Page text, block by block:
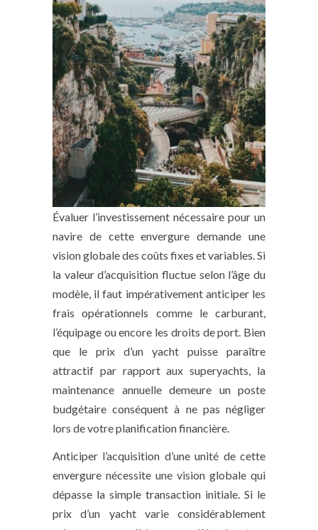
Évaluer l’investissement nécessaire pour un
navire de cette envergure demande une
vision globale des coûts fixes et variables. Si
la valeur d’acquisition fluctue selon l’âge du
modèle, il faut impérativement anticiper les
frais opérationnels comme le carburant,
l’équipage ou encore les droits de port. Bien
que le prix d’un yacht puisse paraître
attractif par rapport aux superyachts, la
maintenance annuelle demeure un poste
budgétaire conséquent à ne pas négliger
lors de votre planification financière.
Anticiper l’acquisition d’une unité de cette
envergure nécessite une vision globale qui
dépasse la simple transaction initiale. Si le
prix d’un yacht varie considérablement